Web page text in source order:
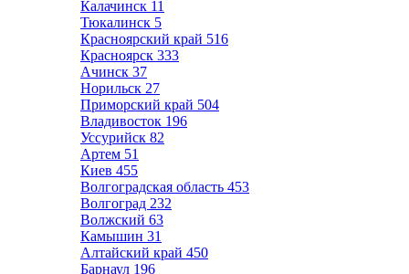
Калачинск 11
Тюкалинск 5
Красноярский край 516
Красноярск 333
Ачинск 37
Норильск 27
Приморский край 504
Владивосток 196
Уссурийск 82
Артем 51
Киев 455
Волгоградская область 453
Волгоград 232
Волжский 63
Камышин 31
Алтайский край 450
Барнаул 196